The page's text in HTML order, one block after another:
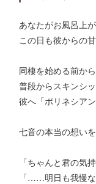
あなたがお風呂上
この日も彼からの
同棲を始める前か
普段からスキンシ
彼へ「ポリネシア
七音の本当の想い
「ちゃんと君の気
「……明日も我慢